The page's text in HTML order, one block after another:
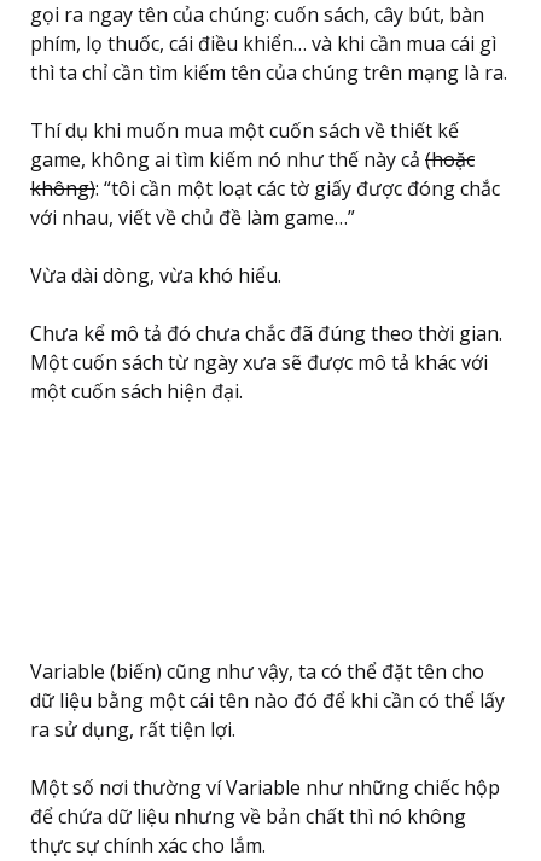
gọi ra ngay tên của chúng: cuốn sách, cây bút, bàn
phím, lọ thuốc, cái điều khiển… và khi cần mua cái gì
thì ta chỉ cần tìm kiếm tên của chúng trên mạng là ra.
Thí dụ khi muốn mua một cuốn sách về thiết kế
game, không ai tìm kiếm nó như thế này cả (hoặc
không): “tôi cần một loạt các tờ giấy được đóng chắc
với nhau, viết về chủ đề làm game…”
Vừa dài dòng, vừa khó hiểu.
Chưa kể mô tả đó chưa chắc đã đúng theo thời gian.
Một cuốn sách từ ngày xưa sẽ được mô tả khác với
một cuốn sách hiện đại.
Variable (biến) cũng như vậy, ta có thể đặt tên cho
dữ liệu bằng một cái tên nào đó để khi cần có thể lấy
ra sử dụng, rất tiện lợi.
Một số nơi thường ví Variable như những chiếc hộp
để chứa dữ liệu nhưng về bản chất thì nó không
thực sự chính xác cho lắm.